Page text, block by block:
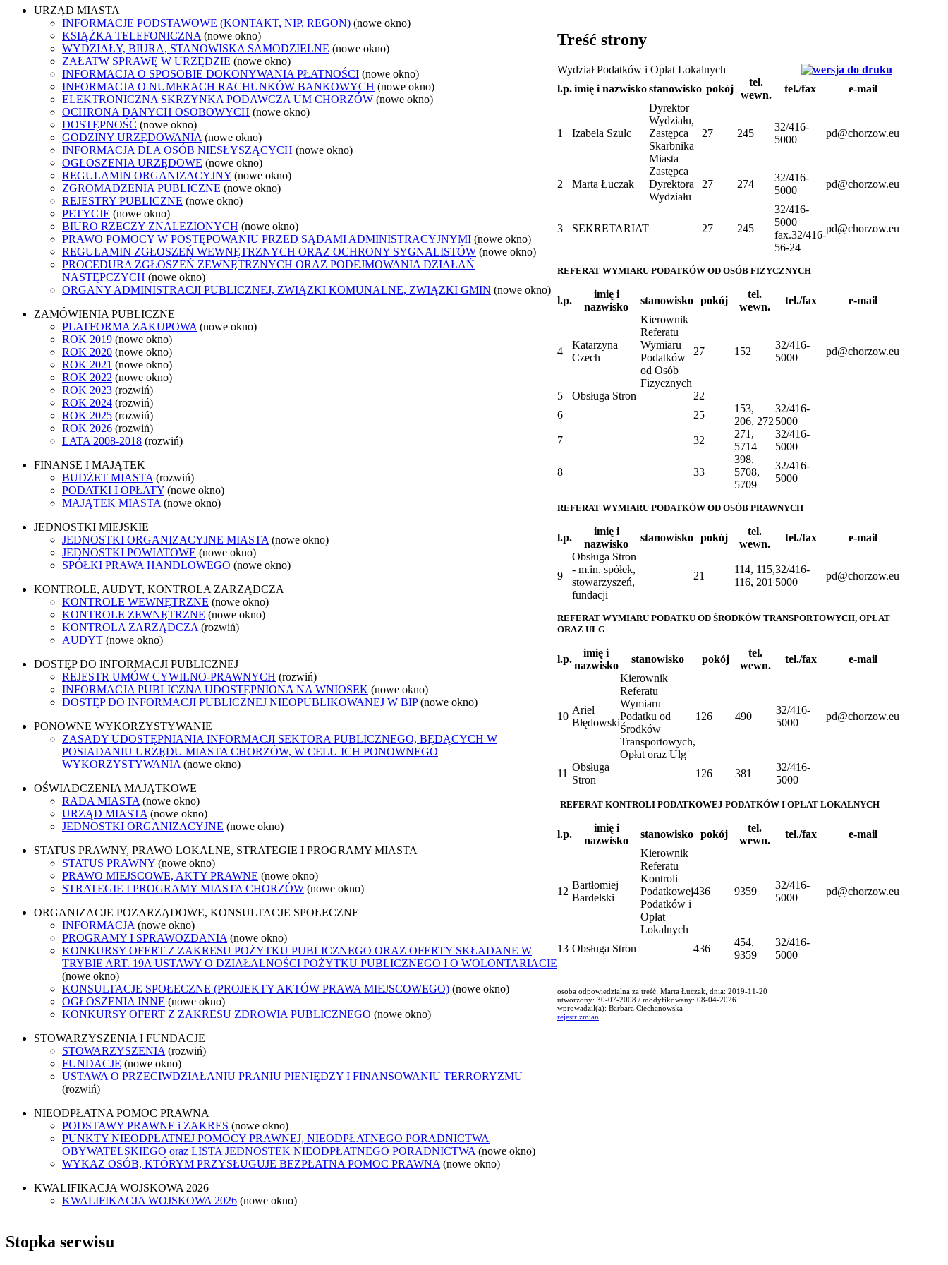
URZĄD MIASTA
INFORMACJE PODSTAWOWE (KONTAKT, NIP, REGON) (nowe okno)
KSIĄŻKA TELEFONICZNA (nowe okno)
WYDZIAŁY, BIURA, STANOWISKA SAMODZIELNE (nowe okno)
ZAŁATW SPRAWĘ W URZĘDZIE (nowe okno)
INFORMACJA O SPOSOBIE DOKONYWANIA PŁATNOŚCI (nowe okno)
INFORMACJA O NUMERACH RACHUNKÓW BANKOWYCH (nowe okno)
ELEKTRONICZNA SKRZYNKA PODAWCZA UM CHORZÓW (nowe okno)
OCHRONA DANYCH OSOBOWYCH (nowe okno)
DOSTĘPNOŚĆ (nowe okno)
GODZINY URZĘDOWANIA (nowe okno)
INFORMACJA DLA OSÓB NIESŁYSZĄCYCH (nowe okno)
OGŁOSZENIA URZĘDOWE (nowe okno)
REGULAMIN ORGANIZACYJNY (nowe okno)
ZGROMADZENIA PUBLICZNE (nowe okno)
REJESTRY PUBLICZNE (nowe okno)
PETYCJE (nowe okno)
BIURO RZECZY ZNALEZIONYCH (nowe okno)
PRAWO POMOCY W POSTĘPOWANIU PRZED SĄDAMI ADMINISTRACYJNYMI (nowe okno)
REGULAMIN ZGŁOSZEŃ WEWNĘTRZNYCH ORAZ OCHRONY SYGNALISTÓW (nowe okno)
PROCEDURA ZGŁOSZEŃ ZEWNĘTRZNYCH ORAZ PODEJMOWANIA DZIAŁAŃ
NASTĘPCZYCH (nowe okno)
ORGANY ADMINISTRACJI PUBLICZNEJ, ZWIĄZKI KOMUNALNE, ZWIĄZKI GMIN (nowe okno)
ZAMÓWIENIA PUBLICZNE
PLATFORMA ZAKUPOWA (nowe okno)
ROK 2019 (nowe okno)
ROK 2020 (nowe okno)
ROK 2021 (nowe okno)
ROK 2022 (nowe okno)
ROK 2023 (rozwiń)
ROK 2024 (rozwiń)
ROK 2025 (rozwiń)
ROK 2026 (rozwiń)
LATA 2008-2018 (rozwiń)
FINANSE I MAJĄTEK
BUDŻET MIASTA (rozwiń)
PODATKI I OPŁATY (nowe okno)
MAJĄTEK MIASTA (nowe okno)
JEDNOSTKI MIEJSKIE
JEDNOSTKI ORGANIZACYJNE MIASTA (nowe okno)
JEDNOSTKI POWIATOWE (nowe okno)
SPÓŁKI PRAWA HANDLOWEGO (nowe okno)
KONTROLE, AUDYT, KONTROLA ZARZĄDCZA
KONTROLE WEWNĘTRZNE (nowe okno)
KONTROLE ZEWNĘTRZNE (nowe okno)
KONTROLA ZARZĄDCZA (rozwiń)
AUDYT (nowe okno)
DOSTĘP DO INFORMACJI PUBLICZNEJ
REJESTR UMÓW CYWILNO-PRAWNYCH (rozwiń)
INFORMACJA PUBLICZNA UDOSTĘPNIONA NA WNIOSEK (nowe okno)
DOSTĘP DO INFORMACJI PUBLICZNEJ NIEOPUBLIKOWANEJ W BIP (nowe okno)
PONOWNE WYKORZYSTYWANIE
ZASADY UDOSTĘPNIANIA INFORMACJI SEKTORA PUBLICZNEGO, BĘDĄCYCH W
POSIADANIU URZĘDU MIASTA CHORZÓW, W CELU ICH PONOWNEGO
WYKORZYSTYWANIA (nowe okno)
OŚWIADCZENIA MAJĄTKOWE
RADA MIASTA (nowe okno)
URZĄD MIASTA (nowe okno)
JEDNOSTKI ORGANIZACYJNE (nowe okno)
STATUS PRAWNY, PRAWO LOKALNE, STRATEGIE I PROGRAMY MIASTA
STATUS PRAWNY (nowe okno)
PRAWO MIEJSCOWE, AKTY PRAWNE (nowe okno)
STRATEGIE I PROGRAMY MIASTA CHORZÓW (nowe okno)
ORGANIZACJE POZARZĄDOWE, KONSULTACJE SPOŁECZNE
INFORMACJA (nowe okno)
PROGRAMY I SPRAWOZDANIA (nowe okno)
KONKURSY OFERT Z ZAKRESU POŻYTKU PUBLICZNEGO ORAZ OFERTY SKŁADANE W
TRYBIE ART. 19A USTAWY O DZIAŁALNOŚCI POŻYTKU PUBLICZNEGO I O WOLONTARIACIE
(nowe okno)
KONSULTACJE SPOŁECZNE (PROJEKTY AKTÓW PRAWA MIEJSCOWEGO) (nowe okno)
OGŁOSZENIA INNE (nowe okno)
KONKURSY OFERT Z ZAKRESU ZDROWIA PUBLICZNEGO (nowe okno)
STOWARZYSZENIA I FUNDACJE
STOWARZYSZENIA (rozwiń)
FUNDACJE (nowe okno)
USTAWA O PRZECIWDZIAŁANIU PRANIU PIENIĘDZY I FINANSOWANIU TERRORYZMU
(rozwiń)
NIEODPŁATNA POMOC PRAWNA
PODSTAWY PRAWNE i ZAKRES (nowe okno)
PUNKTY NIEODPŁATNEJ POMOCY PRAWNEJ, NIEODPŁATNEGO PORADNICTWA
OBYWATELSKIEGO oraz LISTA JEDNOSTEK NIEODPŁATNEGO PORADNICTWA (nowe okno)
WYKAZ OSÓB, KTÓRYM PRZYSŁUGUJE BEZPŁATNA POMOC PRAWNA (nowe okno)
KWALIFIKACJA WOJSKOWA 2026
KWALIFIKACJA WOJSKOWA 2026 (nowe okno)
Treść strony
Wydział Podatków i Opłat Lokalnych
l.p.imię i nazwiskostanowisko pokój
tel.
wewn.
tel./fax e-mail
1 Izabela Szulc
Dyrektor
Wydziału,
Zastępca
Skarbnika
Miasta
27 245
32/416-
5000
pd@chorzow.eu
2 Marta Łuczak
Zastępca
Dyrektora
Wydziału
27 274
32/416-
5000
pd@chorzow.eu
3 SEKRETARIAT 27 245
32/416-
5000
fax.32/416-
56-24
pd@chorzow.eu
REFERAT WYMIARU PODATKÓW OD OSÓB FIZYCZNYCH
l.p.
imię i
nazwisko
stanowisko pokój
tel.
wewn.
tel./fax e-mail
4
Katarzyna
Czech
Kierownik
Referatu
Wymiaru
Podatków
od Osób
Fizycznych
27 152
32/416-
5000
pd@chorzow.eu
5 Obsługa Stron
22
6
25
153,
206, 272
32/416-
5000
7
32
271,
5714
32/416-
5000
8 33
398,
5708,
5709
32/416-
5000
REFERAT WYMIARU PODATKÓW OD OSÓB PRAWNYCH
l.p.
imię i
nazwisko
stanowisko pokój
tel.
wewn.
tel./fax e-mail
9
Obsługa Stron
- m.in. spółek,
stowarzyszeń,
fundacji
21
114, 115,
116, 201
32/416-
5000
pd@chorzow.eu
REFERAT WYMIARU PODATKU OD ŚRODKÓW TRANSPORTOWYCH, OPŁAT
ORAZ ULG
l.p.
imię i
nazwisko
stanowisko pokój
tel.
wewn.
tel./fax e-mail
10
Ariel
Błędowski
Kierownik
Referatu
Wymiaru
Podatku od
Środków
Transportowych,
Opłat oraz Ulg
126 490
32/416-
5000
pd@chorzow.eu
11
Obsługa
Stron
126 381
32/416-
5000
REFERAT KONTROLI PODATKOWEJ PODATKÓW I OPŁAT LOKALNYCH
l.p.
imię i
nazwisko
stanowisko pokój
tel.
wewn.
tel./fax e-mail
12
Bartłomiej
Bardelski
Kierownik
Referatu
Kontroli
Podatkowej
Podatków i
Opłat
Lokalnych
436 9359
32/416-
5000
pd@chorzow.eu
13 Obsługa Stron 436
454,
9359
32/416-
5000
osoba odpowiedzialna za treść: Marta Łuczak, dnia: 2019-11-20
utworzony: 30-07-2008 / modyfikowany: 08-04-2026
wprowadził(a): Barbara Ciechanowska
rejestr zmian
Stopka serwisu